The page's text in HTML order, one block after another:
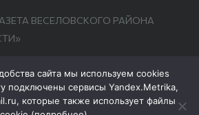
ВЕСЕЛОВСКОГО РАЙОНА
сайта мы используем cookies
подключены сервисы Yandex.Metrika,
которые также использует файлы